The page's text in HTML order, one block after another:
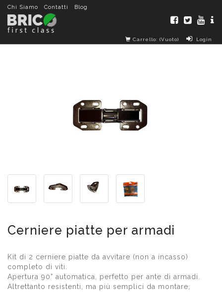
Chi Siamo Contatti Blog
Carrello: (Vuoto) Login
Cerniere piatte per armadi
Kit di 2 cerniere piatte da avvitare (non a incasso)
completo di viti.
Apertura 90° automatica, perfetto per ante di armadi.
Altrettanto resistenti, ma più semplici da montare,